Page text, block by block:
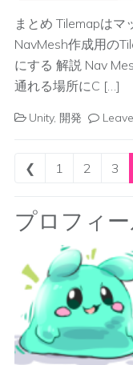
まとめ Tilemapはマ
NavMesh作成用の
にする 解説 Nav
通れる場所にC […]
Unity, 開発
Posts
❮ 1 2 3
プロフィ